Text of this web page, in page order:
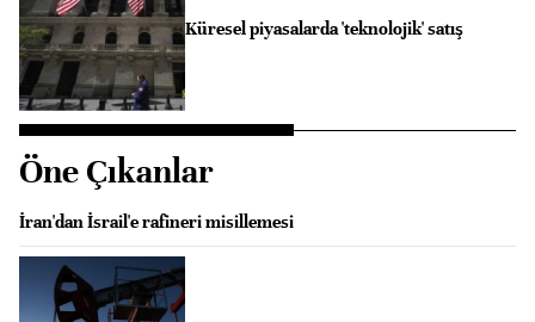
Küresel piyasalarda 'teknolojik' satış
Öne Çıkanlar
İran'dan İsrail'e rafineri misillemesi